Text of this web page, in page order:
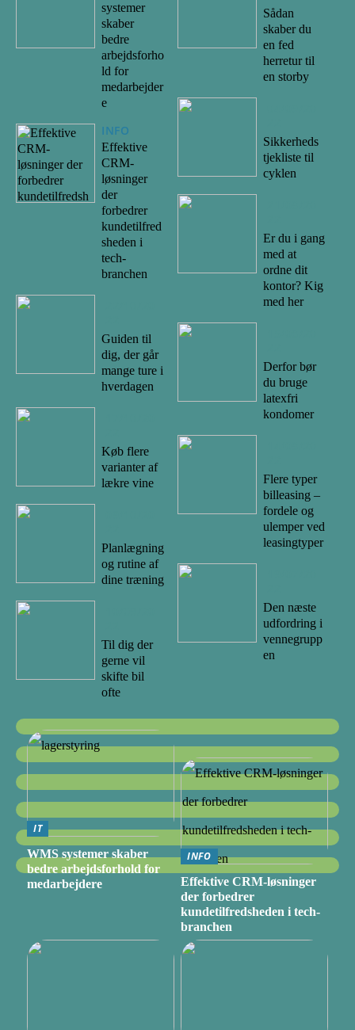
systemer
skaber
bedre
arbejdsforho
ld for
medarbejder
e
INFO
Effektive
CRM-
løsninger
der
forbedrer
kundetilfred
sheden i
tech-
branchen
Guiden til
dig, der går
mange ture i
hverdagen
Køb flere
varianter af
lækre vine
Planlægning
og rutine af
dine træning
Til dig der
gerne vil
skifte bil
ofte
Sådan
skaber du
en fed
herretur til
en storby
Sikkerheds
tjekliste til
cyklen
Er du i gang
med at
ordne dit
kontor? Kig
med her
Derfor bør
du bruge
latexfri
kondomer
Flere typer
billeasing –
fordele og
ulemper ved
leasingtyper
Den næste
udfordring i
vennegrupp
en
IT
WMS systemer skaber
bedre arbejdsforhold for
medarbejdere
INFO
Effektive CRM-løsninger
der forbedrer
kundetilfredsheden i tech-
branchen